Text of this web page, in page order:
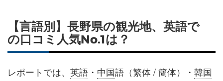
【言語別】長野県の観光地、英語で
の口コミ人気No.1は？
レポートでは、 英語 ・ 中国語（繁体 / 簡体） ・ 韓国